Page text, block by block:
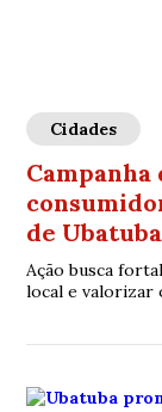
Cidades
de Ubatuba
Ação busca
local e valorizar